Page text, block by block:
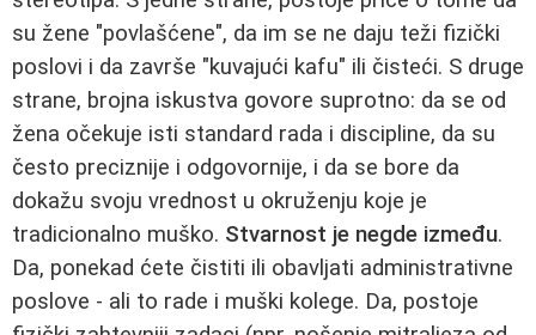
su žene "povlašćene", da im se ne daju teži fizički
poslovi i da završe "kuvajući kafu" ili čisteći. S druge
strane, brojna iskustva govore suprotno: da se od
žena očekuje isti standard rada i discipline, da su
često preciznije i odgovornije, i da se bore da
dokažu svoju vrednost u okruženju koje je
tradicionalno muško. Stvarnost je negde između.
Da, ponekad ćete čistiti ili obavljati administrativne
poslove - ali to rade i muški kolege. Da, postoje